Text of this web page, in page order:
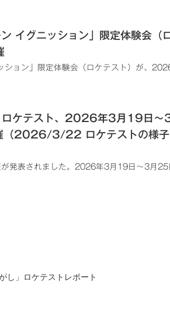
イグニッション」限定体験会（
ション」限定体験会（ロケテスト）が、
ケテスト、2026年3月19日～3
（2026/3/22 ロケテストの様子
発表されました。2026年3月19日～3月25
し」ロケテストレポート